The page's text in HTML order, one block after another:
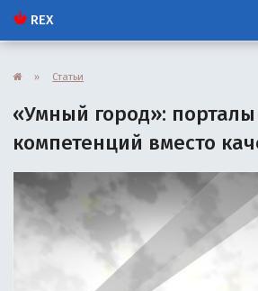
REX
» Статьи
«Умный город»:
компетенций вместо